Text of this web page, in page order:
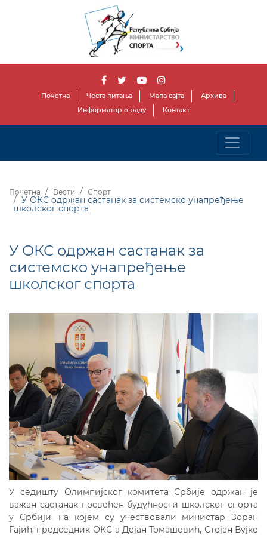
Почетна Честа питања Мапа сајта
Архива
Информатор о раду
Контакт
Почетна Вести Спорт
У ОКС одржан састанак за системско унапређење
школског спорта
У ОКС одржан састанак за
системско унапређење
школског спорта
У седишту Олимпијског комитета Србије одржан је
важан састанак посвећен будућности школског спорта
у Србији, на којем су учествовали министар Зоран
Гајић, председник ОКС-а Дејан Томашевић, Стојан Вујко